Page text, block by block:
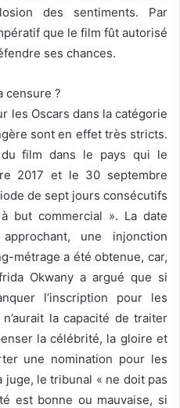
des sentiments. Par
que le film fût autorisé
ses chances.
censure ?
les Oscars dans la catégorie
sont en effet très stricts.
film dans le pays qui le
2017 et le 30 septembre
de sept jours consécutifs
but commercial ». La date
une injonction
métrage a été obtenue, car,
Okwany a argué que si
l’inscription pour les
la capacité de traiter
la célébrité, la gloire et
une nomination pour les
juge, le tribunal « ne doit pas
est bonne ou mauvaise, si